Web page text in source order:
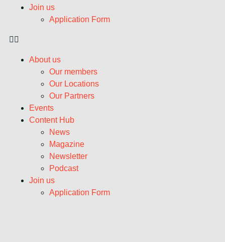
Join us
Application Form
About us
Our members
Our Locations
Our Partners
Events
Content Hub
News
Magazine
Newsletter
Podcast
Join us
Application Form